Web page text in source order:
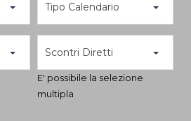
Tipo Calendario
Scontri Diretti
E' possibile la selezione
multipla